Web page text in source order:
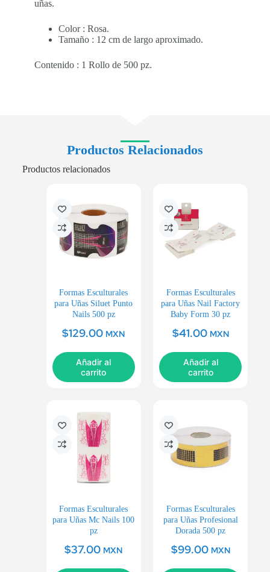
uñas.
Color : Rosa.
Tamaño : 12 cm de largo aproximado.
Contenido : 1 Rollo de 500 pz.
Productos Relacionados
Productos relacionados
Formas Esculturales
para Uñas Siluet Punto
Nails 500 pz
$129.00 MXN
Añadir al
carrito
Formas Esculturales
para Uñas Nail Factory
Baby Form 30 pz
$41.00 MXN
Añadir al
carrito
Formas Esculturales
para Uñas Mc Nails 100
pz
$37.00 MXN
Formas Esculturales
para Uñas Profesional
Dorada 500 pz
$99.00 MXN